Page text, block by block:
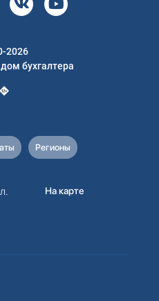
2026
бухгалтера
Регионы
На карте